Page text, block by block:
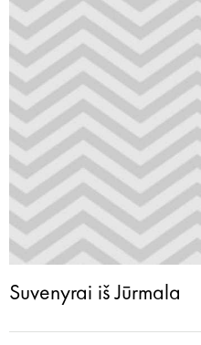
Suvenyrai iš Jūrmala